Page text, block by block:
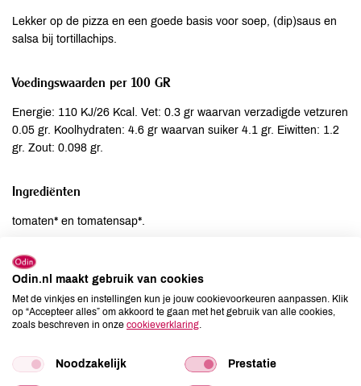
Lekker op de pizza en een goede basis voor soep, (dip)saus en
salsa bij tortillachips.
Voedingswaarden per 100 GR
Energie: 110 KJ/26 Kcal. Vet: 0.3 gr waarvan verzadigde vetzuren
0.05 gr. Koolhydraten: 4.6 gr waarvan suiker 4.1 gr. Eiwitten: 1.2
gr. Zout: 0.098 gr.
Ingrediënten
tomaten* en tomatensap*.
Allergenen
Aardnoten
niet aanwezig
Ei
niet aanwezig
Lactose
niet aanwezig
Odin.nl maakt gebruik van cookies
Met de vinkjes en instellingen kun je jouw cookievoorkeuren aanpassen. Klik
op “Accepteer alles” om akkoord te gaan met het gebruik van alle cookies,
zoals beschreven in onze cookieverklaring
Noodzakelijk Prestatie